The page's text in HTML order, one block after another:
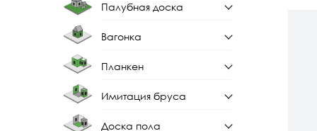
Террасная доска из
лиственницы
Палубная доска
Палубная доска из
лиственницы
Вагонка
Вагонка штиль
лиственницы
Планкен
Планкен прямой
Имитация бруса
Доска пола